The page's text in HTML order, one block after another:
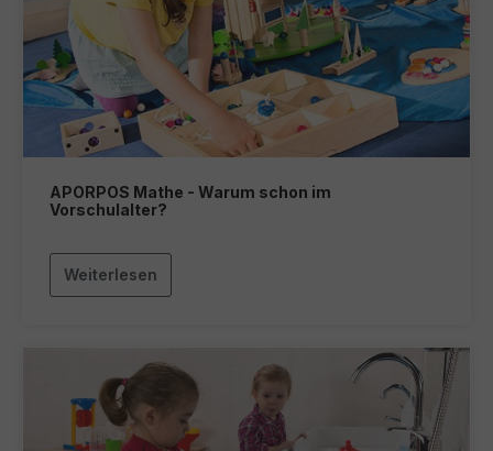
APORPOS Mathe - Warum schon im
Vorschulalter?
Weiterlesen